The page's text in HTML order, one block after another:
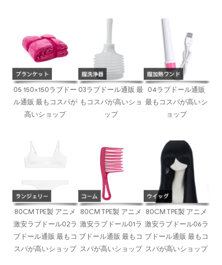
05 150×150ラブドー
ル通販 最もコスパが
高いショップ
03ラブドール通販 最
もコスパが高いショ
ップ
04ラブドール通販
最もコスパが高いシ
ョップ
80CM TPE製 アニメ
激安ラブドール02ラ
ブドール通販 最もコ
スパが高いショップ
80CM TPE製 アニメ
激安ラブドール01ラ
ブドール通販 最もコ
スパが高いショップ
80CM TPE製 アニメ
激安ラブドール06ラ
ブドール通販 最もコ
スパが高いショップ